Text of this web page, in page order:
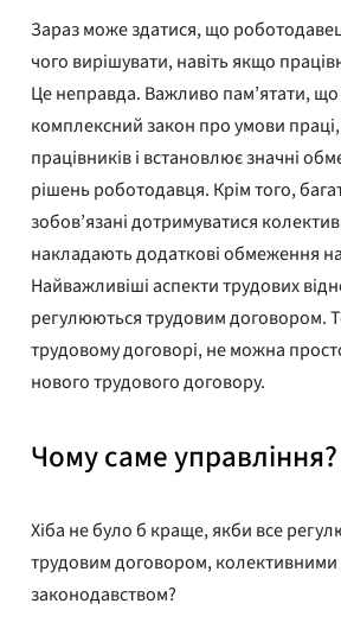
Зараз може здатися, що
чого вирішувати, навіть якщо
Це неправда. Важливо пам’ятати, що
комплексний закон про умови
працівників і встановлює значні
рішень роботодавця. Крім того,
зобов’язані дотримуватися
накладають додаткові обмеження
Найважливіші аспекти трудових
регулюються трудовим договором.
трудовому договорі, не можна
нового трудового договору.
Чому саме управління?
Хіба не було б краще, якби все
трудовим договором,
законодавством?